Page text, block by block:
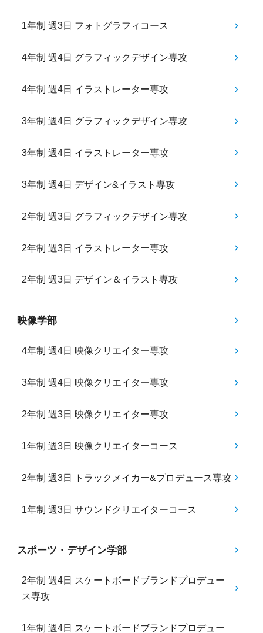
1年制 週3日 フォトグラフィコース
4年制 週4日 グラフィックデザイン専攻
4年制 週4日 イラストレーター専攻
3年制 週4日 グラフィックデザイン専攻
3年制 週4日 イラストレーター専攻
3年制 週4日 デザイン&イラスト専攻
2年制 週3日 グラフィックデザイン専攻
2年制 週3日 イラストレーター専攻
2年制 週3日 デザイン＆イラスト専攻
映像学部
4年制 週4日 映像クリエイター専攻
3年制 週4日 映像クリエイター専攻
2年制 週3日 映像クリエイター専攻
1年制 週3日 映像クリエイターコース
2年制 週3日 トラックメイカー&プロデュース専攻
1年制 週3日 サウンドクリエイターコース
スポーツ・デザイン学部
2年制 週4日 スケートボードブランドプロデュー
ス専攻
1年制 週4日 スケートボードブランドプロデュー